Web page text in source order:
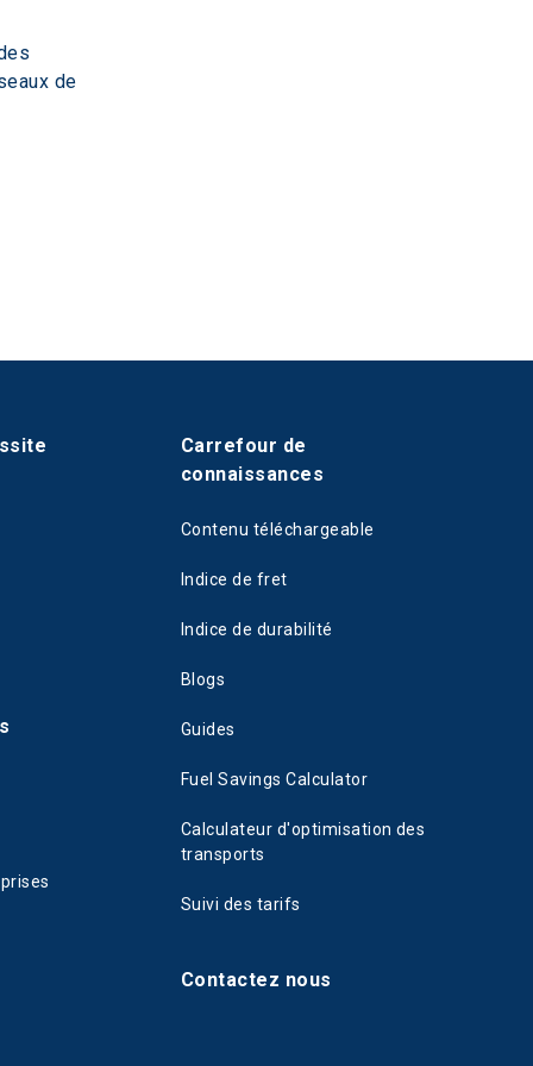
de
Carrefour de
connaissances
Contenu téléchargeable
Indice de fret
Indice de durabilité
Blogs
Guides
Fuel Savings Calculator
Calculateur d'optimisation des
transports
Suivi des tarifs
Contactez nous